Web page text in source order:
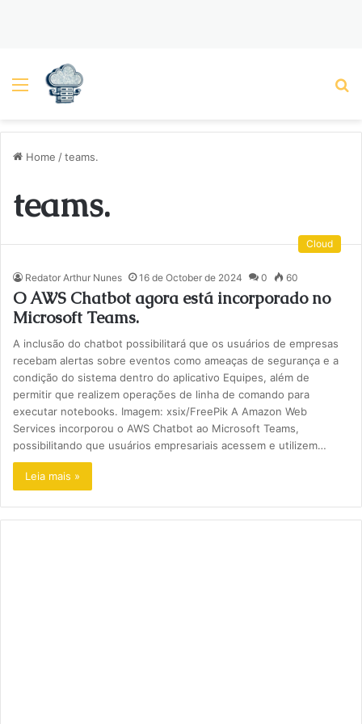
Menu
Home /teams.
teams.
Cloud
Redator Arthur Nunes 16 de October de 2024 0 60
O AWS Chatbot agora está incorporado no
Microsoft Teams.
A inclusão do chatbot possibilitará que os usuários de empresas
recebam alertas sobre eventos como ameaças de segurança e a
condição do sistema dentro do aplicativo Equipes, além de
permitir que realizem operações de linha de comando para
executar notebooks. Imagem: xsix/FreePik A Amazon Web
Services incorporou o AWS Chatbot ao Microsoft Teams,
possibilitando que usuários empresariais acessem e utilizem…
Leia mais »